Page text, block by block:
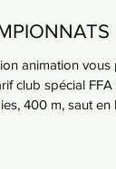
animation vous
club spécial FFA
400 m, saut